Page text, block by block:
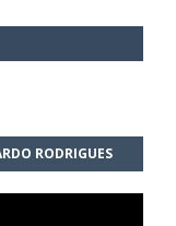
RODRIGUES